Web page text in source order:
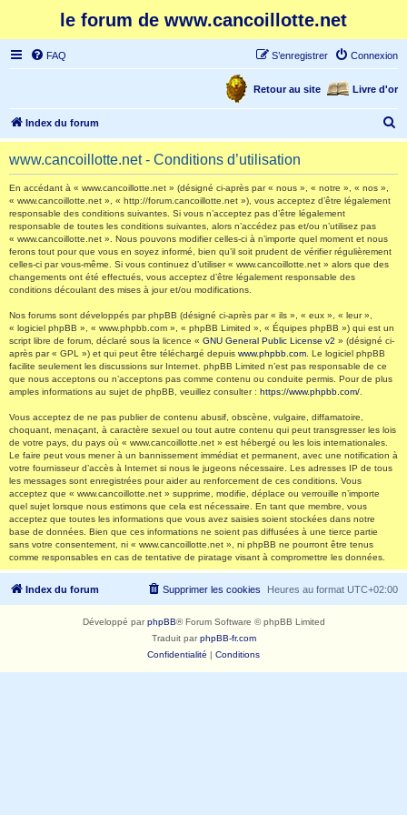
le forum de www.cancoillotte.net
FAQ Connexion
S’enregistrer
Livre d'or
Retour au site
Index du forum
e
www.cancoillotte.net - Conditions d’utilisation
En accédant à « www.cancoillotte.net » (désigné ci-après par « nous », « notre », « nos »,
« www.cancoillotte.net », « http://forum.cancoillotte.net »), vous acceptez d’être légalement
responsable des conditions suivantes. Si vous n’acceptez pas d’être légalement
responsable de toutes les conditions suivantes, alors n’accédez pas et/ou n’utilisez pas
« www.cancoillotte.net ». Nous pouvons modifier celles-ci à n’importe quel moment et nous
ferons tout pour que vous en soyez informé, bien qu’il soit prudent de vérifier régulièrement
celles-ci par vous-même. Si vous continuez d’utiliser « www.cancoillotte.net » alors que des
changements ont été effectués, vous acceptez d’être légalement responsable des
conditions découlant des mises à jour et/ou modifications.
Nos forums sont développés par phpBB (désigné ci-après par « ils », « eux », « leur »,
« logiciel phpBB », « www.phpbb.com », « phpBB Limited », « Équipes phpBB ») qui est un
script libre de forum, déclaré sous la licence « GNU General Public License v2 » (désigné ci-
après par « GPL ») et qui peut être téléchargé depuis www.phpbb.com . Le logiciel phpBB
facilite seulement les discussions sur Internet. phpBB Limited n’est pas responsable de ce
que nous acceptons ou n’acceptons pas comme contenu ou conduite permis. Pour de plus
amples informations au sujet de phpBB, veuillez consulter : https://www.phpbb.com/
Vous acceptez de ne pas publier de contenu abusif, obscène, vulgaire, diffamatoire,
choquant, menaçant, à caractère sexuel ou tout autre contenu qui peut transgresser les lois
de votre pays, du pays où « www.cancoillotte.net » est hébergé ou les lois internationales.
Le faire peut vous mener à un bannissement immédiat et permanent, avec une notification à
votre fournisseur d’accès à Internet si nous le jugeons nécessaire. Les adresses IP de tous
les messages sont enregistrées pour aider au renforcement de ces conditions. Vous
acceptez que « www.cancoillotte.net » supprime, modifie, déplace ou verrouille n’importe
quel sujet lorsque nous estimons que cela est nécessaire. En tant que membre, vous
acceptez que toutes les informations que vous avez saisies soient stockées dans notre
base de données. Bien que ces informations ne soient pas diffusées à une tierce partie
sans votre consentement, ni « www.cancoillotte.net », ni phpBB ne pourront être tenus
comme responsables en cas de tentative de piratage visant à compromettre les données.
Index du forum Heures au format UTC+02:00
Supprimer les cookies
Développé parphpBB® Forum Software © phpBB Limited
Traduit parphpBB-fr.com
Confidentialité | Conditions